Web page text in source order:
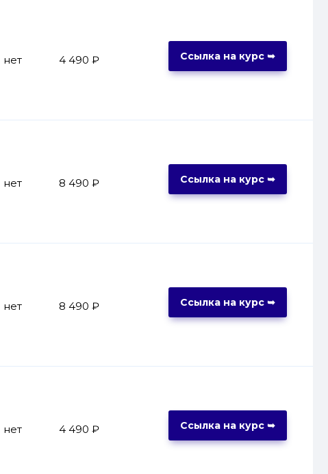
нет 4 490 ₽ Ссылка на курс ➥
нет 8 490 ₽ Ссылка на курс ➥
нет 8 490 ₽ Ссылка на курс ➥
нет 4 490 ₽ Ссылка на курс ➥